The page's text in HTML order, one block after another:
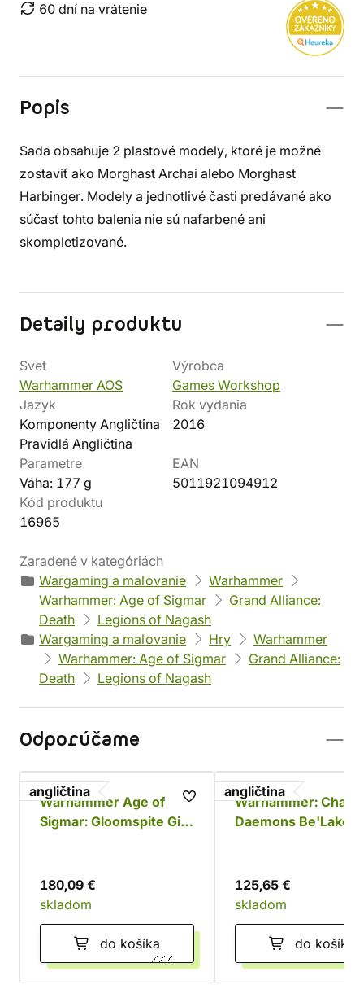
60 dní na vrátenie
Popis
Sada obsahuje 2 plastové modely, ktoré je možné
zostaviť ako Morghast Archai alebo Morghast
Harbinger. Modely a jednotlivé časti predávané ako
súčasť tohto balenia nie sú nafarbené ani
skompletizované.
Detaily produktu
Svet
Warhammer AOS
Výrobca
Games Workshop
Jazyk
Komponenty Angličtina
Pravidlá Angličtina
Rok vydania
2016
Parametre
Váha: 177 g
EAN
5011921094912
Kód produktu
16965
Zaradené v kategóriách
Wargaming a maľovanie
Warhammer
Warhammer: Age of Sigmar
Grand Alliance:
Death
Legions of Nagash
Wargaming a maľovanie
Hry
Warhammer
Warhammer: Age of Sigmar
Grand Alliance:
Death
Legions of Nagash
Odporúčame
angličtina
Warhammer Age of
Sigmar: Gloomspite Gitz
180,09 €
skladom
do košíka
angličtina
Warhammer: Chaos
Daemons Be'Lakor
125,65 €
skladom
do košíka